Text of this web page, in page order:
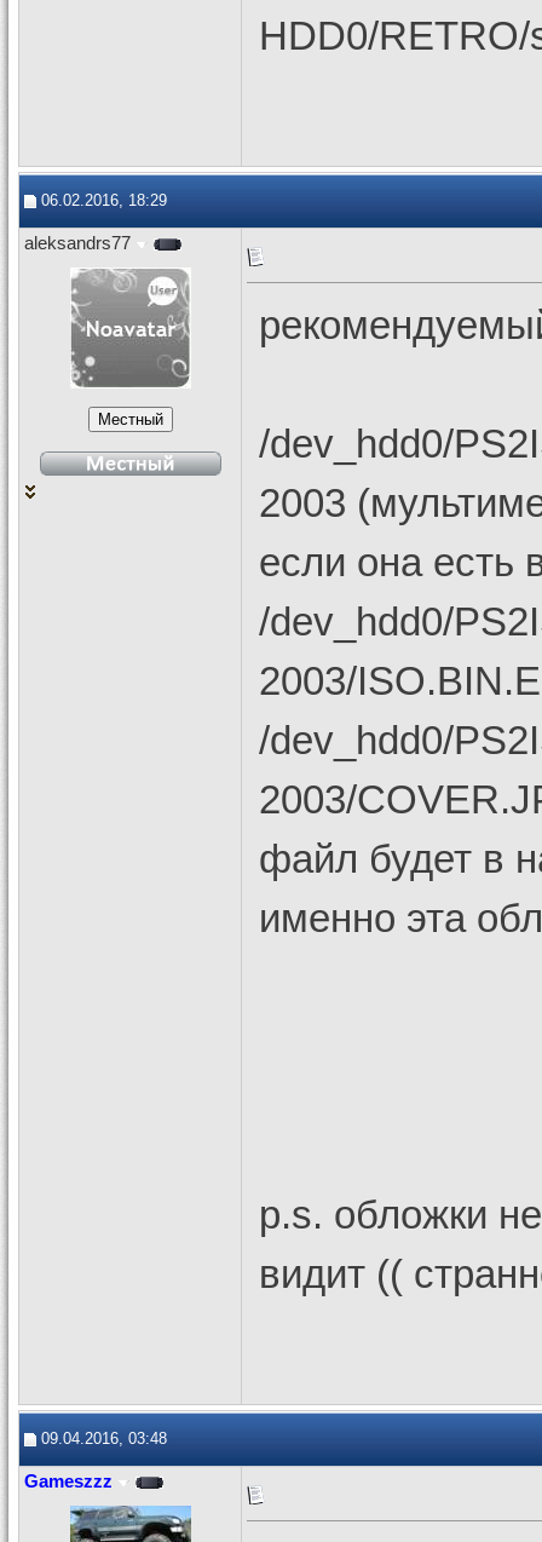
HDD0/RETRO/
06.02.2016, 18:29
aleksandrs77
/dev_hdd0/
2003
если она есть
/dev_hdd0/
2003/
/dev_hdd0/
2003/
файл будет в
именно эта
p.s. обложки
видит ((
09.04.2016, 03:48
Gameszzz